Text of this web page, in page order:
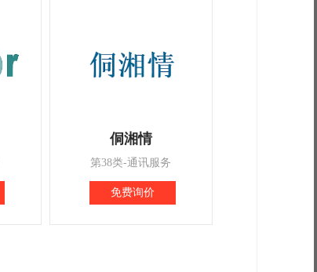
侗湘情
第38类-通讯服务
免费询价